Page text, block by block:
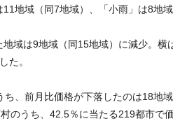
地域（同7地域）、「小雨」は8地
地域は9地域（同15地域）に減少。
た。
ち、前月比価格が下落したのは18地
のうち、42.5％に当たる219都市で